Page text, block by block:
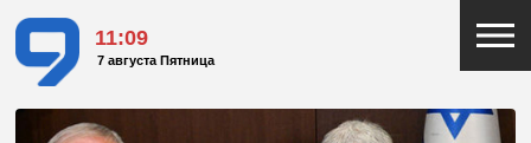
11:09
7 августа Пятница